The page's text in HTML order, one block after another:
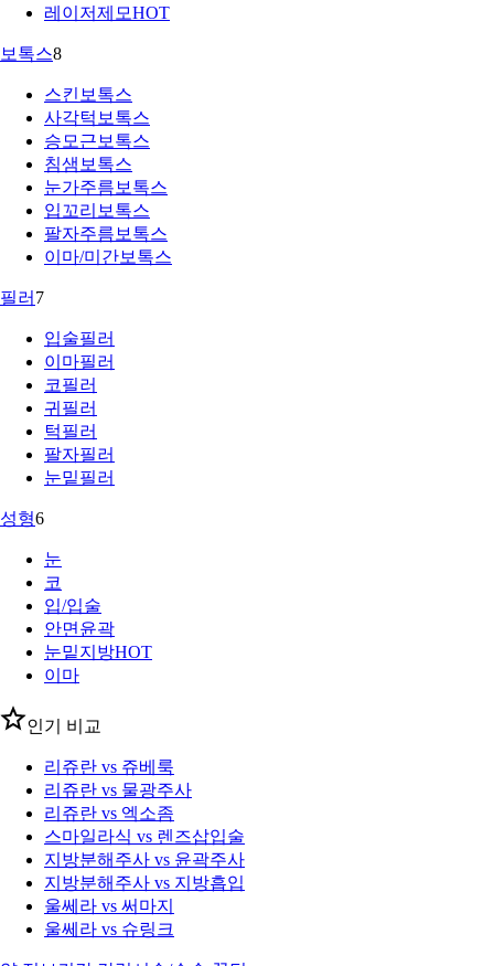
레이저제모HOT
보톡스8
스킨보톡스
사각턱보톡스
승모근보톡스
침샘보톡스
눈가주름보톡스
입꼬리보톡스
팔자주름보톡스
이마/미간보톡스
필러 7
입술필러
이마필러
코필러
귀필러
턱필러
팔자필러
눈밑필러
성형6
눈
코
입/입술
안면윤곽
눈밑지방HOT
이마
인기 비교
리쥬란 vs 쥬베룩
리쥬란 vs 물광주사
리쥬란 vs 엑소좀
스마일라식 vs 렌즈삽입술
지방분해주사 vs 윤곽주사
지방분해주사 vs 지방흡입
울쎄라 vs 써마지
울쎄라 vs 슈링크